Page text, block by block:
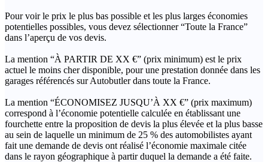
Pour voir le prix le plus bas possible et les plus larges économies
potentielles possibles, vous devez sélectionner “Toute la France”
dans l’aperçu de vos devis.
La mention “À PARTIR DE XX €” (prix minimum) est le prix
actuel le moins cher disponible, pour une prestation donnée dans les
garages référencés sur Autobutler dans toute la France.
La mention “ÉCONOMISEZ JUSQU’À XX €” (prix maximum)
correspond à l’économie potentielle calculée en établissant une
fourchette entre la proposition de devis la plus élevée et la plus basse
au sein de laquelle un minimum de 25 % des automobilistes ayant
fait une demande de devis ont réalisé l’économie maximale citée
dans le rayon géographique à partir duquel la demande a été faite.